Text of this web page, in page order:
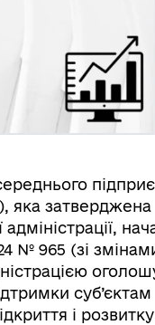
яка затверджена
№ 965 (зі
суб’єктам
і